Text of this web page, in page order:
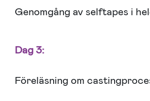
Genomgång av selftapes i
Dag 3:
Föreläsning om